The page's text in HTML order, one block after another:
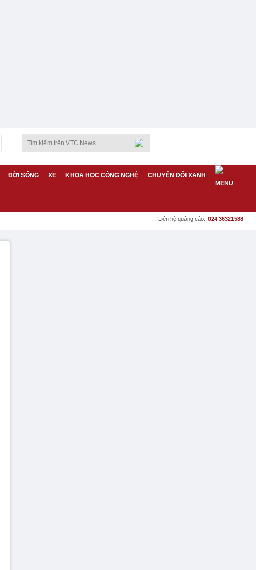
ĐỜI SỐNG XE KHOA HỌC CÔNG NGHỆ CHUYỂN ĐỔI XANH
Liên hệ quảng cáo: 024 36321588